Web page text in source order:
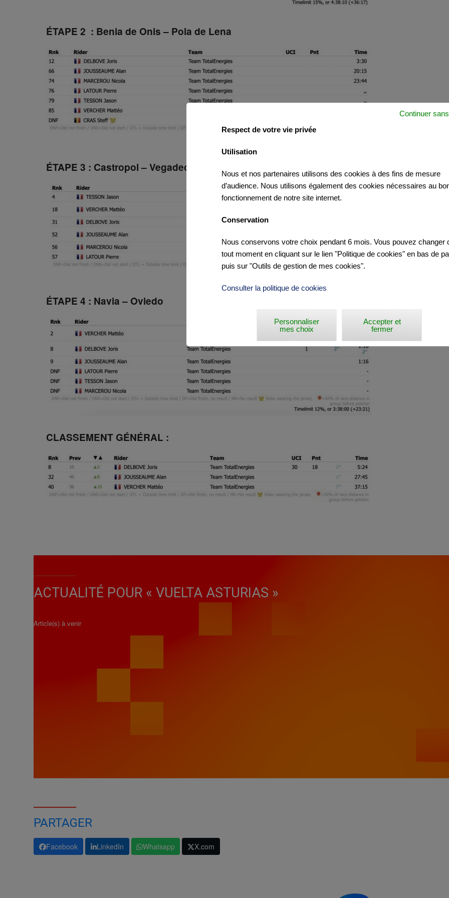
ÉTAPE 2 : Benia de Onis – Pola de Lena
ÉTAPE 3 : Castropol – Vegadeo
ÉTAPE 4 : Navia – Oviedo
CLASSEMENT GÉNÉRAL :
ACTUALITÉ POUR « VUELTA ASTURIAS »
Article(s) à venir
PARTAGER
Facebook LinkedIn Whatsapp X.com
Respect de votre vie privée
Utilisation
Nous et nos partenaires utilisons des cookies à des fins de mesure
d’audience. Nous utilisons également des cookies nécessaires au
fonctionnement de notre site internet.
Conservation
Nous conservons votre choix pendant 6 mois. Vous pouvez changer
tout moment en cliquant sur le lien "Politique de cookies" en bas de
puis sur "Outils de gestion de mes cookies".
Consulter la politique de cookies
Personnaliser
mes choix
Accepter et
fermer
Continuer